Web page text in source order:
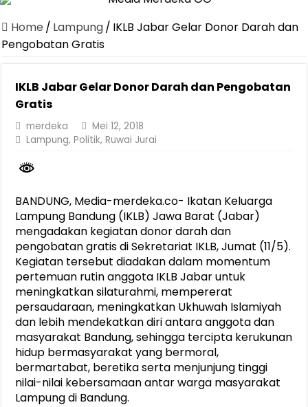
Dirut Jasa Raharja Dampingi Wamenhub Tinjau Penanganan
Pastikan Pelayanan Maksimal, Direksi Jasa Raharja Tinjau Korban
Jasa Raharja Jamin Seluruh Korban Kebakaran KM Mutiara
Gelar Audiensi, Jasa Raharja dan Kementerian PANRB Perkuat
Berkontribusi terhadap Keselamatan dan Mobilitas Masyarakat,
Ketua PMI Provinsi Lampung Lantik Pengurus PMI Lampung
Home / Lampung/ IKLB Jabar Gelar Donor Darah dan
Pengobatan Gratis
IKLB Jabar Gelar Donor Darah dan Pengobatan
Gratis
merdeka
Mei 12, 2018
Lampung,Politik,Ruwai Jurai
BANDUNG, Media-merdeka.co- Ikatan Keluarga
Lampung Bandung (IKLB) Jawa Barat (Jabar)
mengadakan kegiatan donor darah dan
pengobatan gratis di Sekretariat IKLB, Jumat (11/5).
Kegiatan tersebut diadakan dalam momentum
pertemuan rutin anggota IKLB Jabar untuk
meningkatkan silaturahmi, mempererat
persaudaraan, meningkatkan Ukhuwah Islamiyah
dan lebih mendekatkan diri antara anggota dan
masyarakat Bandung, sehingga tercipta kerukunan
hidup bermasyarakat yang bermoral,
bermartabat, beretika serta menjunjung tinggi
nilai-nilai kebersamaan antar warga masyarakat
Lampung di Bandung.